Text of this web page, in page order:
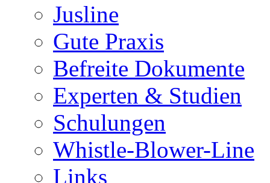
Jusline
Gute Praxis
Befreite Dokumente
Experten & Studien
Schulungen
Whistle-Blower-Line
Links